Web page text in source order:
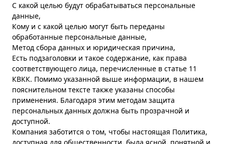
С какой целью будут обрабатываться персональные
данные,
Кому и с какой целью могут быть переданы
обработанные персональные данные,
Метод сбора данных и юридическая причина,
Есть подзаголовки и такое содержание, как права
соответствующего лица, перечисленные в статье 11
КВКК. Помимо указанной выше информации, в нашем
пояснительном тексте также указаны способы
применения. Благодаря этим методам защита
персональных данных должна быть прозрачной и
доступной.
Компания заботится о том, чтобы настоящая Политика,